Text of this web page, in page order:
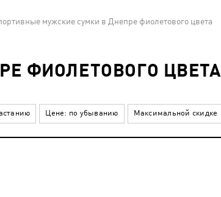
мужские сумки в Днепре фиолетового цвета
ФИОЛЕТОВОГО ЦВЕТА
Цене: по убыванию Максимальной скидке